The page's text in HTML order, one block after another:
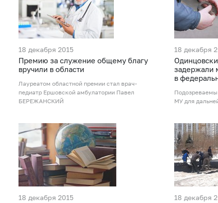
18 декабря 2015
Премию за служение общему благу
вручили в области
Лауреатом областной премии стал врач-
педиатр Ершовской амбулатории Павел
БЕРЕЖАНСКИЙ
18 декабря
задержали
в
МУ для
18 декабря 2015 18 декабря